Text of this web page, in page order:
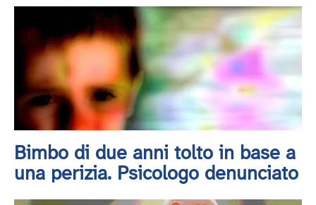
Bimbo di due anni tolto in base a
una perizia. Psicologo denunciato